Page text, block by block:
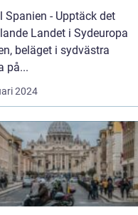
Spanien - Upptäck det
Landet i Sydeuropa
beläget i sydvästra
på...
2024